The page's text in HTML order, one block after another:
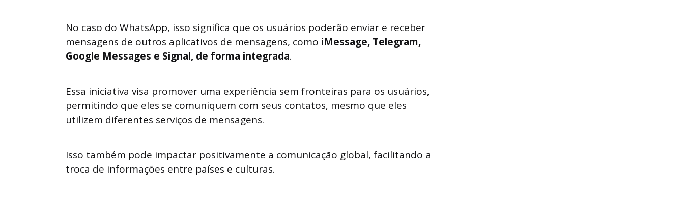
No caso do WhatsApp, isso significa que os usuários poderão enviar e receber
mensagens de outros aplicativos de mensagens, como iMessage, Telegram,
Google Messages e Signal, de forma integrada.
Essa iniciativa visa promover uma experiência sem fronteiras para os usuários,
permitindo que eles se comuniquem com seus contatos, mesmo que eles
utilizem diferentes serviços de mensagens.
Isso também pode impactar positivamente a comunicação global, facilitando a
troca de informações entre países e culturas.